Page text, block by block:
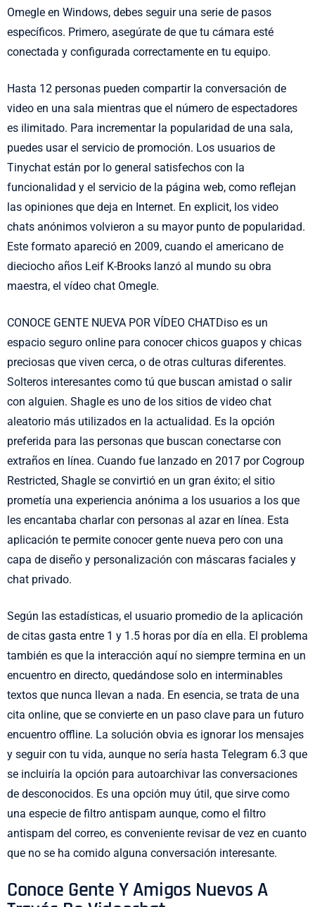
Omegle en Windows, debes seguir una serie de pasos
específicos. Primero, asegúrate de que tu cámara esté
conectada y configurada correctamente en tu equipo.
Hasta 12 personas pueden compartir la conversación de
video en una sala mientras que el número de espectadores
es ilimitado. Para incrementar la popularidad de una sala,
puedes usar el servicio de promoción. Los usuarios de
Tinychat están por lo general satisfechos con la
funcionalidad y el servicio de la página web, como reflejan
las opiniones que deja en Internet. En explicit, los video
chats anónimos volvieron a su mayor punto de popularidad.
Este formato apareció en 2009, cuando el americano de
dieciocho años Leif K-Brooks lanzó al mundo su obra
maestra, el vídeo chat Omegle.
CONOCE GENTE NUEVA POR VÍDEO CHATDiso es un
espacio seguro online para conocer chicos guapos y chicas
preciosas que viven cerca, o de otras culturas diferentes.
Solteros interesantes como tú que buscan amistad o salir
con alguien. Shagle es uno de los sitios de video chat
aleatorio más utilizados en la actualidad. Es la opción
preferida para las personas que buscan conectarse con
extraños en línea. Cuando fue lanzado en 2017 por Cogroup
Restricted, Shagle se convirtió en un gran éxito; el sitio
prometía una experiencia anónima a los usuarios a los que
les encantaba charlar con personas al azar en línea. Esta
aplicación te permite conocer gente nueva pero con una
capa de diseño y personalización con máscaras faciales y
chat privado.
Según las estadísticas, el usuario promedio de la aplicación
de citas gasta entre 1 y 1.5 horas por día en ella. El problema
también es que la interacción aquí no siempre termina en un
encuentro en directo, quedándose solo en interminables
textos que nunca llevan a nada. En esencia, se trata de una
cita online, que se convierte en un paso clave para un futuro
encuentro offline. La solución obvia es ignorar los mensajes
y seguir con tu vida, aunque no sería hasta Telegram 6.3 que
se incluiría la opción para autoarchivar las conversaciones
de desconocidos. Es una opción muy útil, que sirve como
una especie de filtro antispam aunque, como el filtro
antispam del correo, es conveniente revisar de vez en cuanto
que no se ha comido alguna conversación interesante.
Conoce Gente Y Amigos Nuevos A